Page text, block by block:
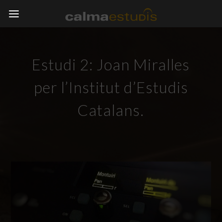
Estudi 2: Joan Miralles
per l’Institut d’Estudis
Catalans.